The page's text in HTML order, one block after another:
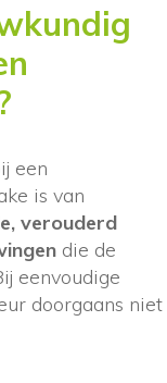
een
is van
verouderd
die de
eenvoudige
doorgaans niet